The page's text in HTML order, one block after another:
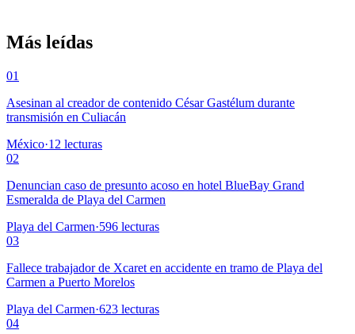
Más leídas
01
Asesinan al creador de contenido César Gastélum durante
transmisión en Culiacán
México·12 lecturas
02
Denuncian caso de presunto acoso en hotel BlueBay Grand
Esmeralda de Playa del Carmen
Playa del Carmen·596 lecturas
03
Fallece trabajador de Xcaret en accidente en tramo de Playa del
Carmen a Puerto Morelos
Playa del Carmen·623 lecturas
04